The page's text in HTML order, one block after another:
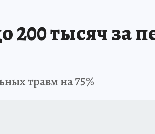
тысяч за
травм на 75%